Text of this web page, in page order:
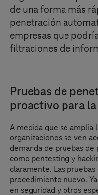
de una forma más
penetración
empresas que
filtraciones de
Pruebas de
proactivo para
A medida que se amplía
organizaciones se ven
demanda de pruebas
como pentesting y
claramente. Las
procedimiento nuevo.
en seguridad y otros